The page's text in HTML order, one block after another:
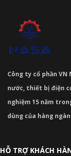
Công ty cổ phần
nước, thiết bị điện
nghiệm 15 năm
dùng của hàng
HỖ TRỢ KHÁCH